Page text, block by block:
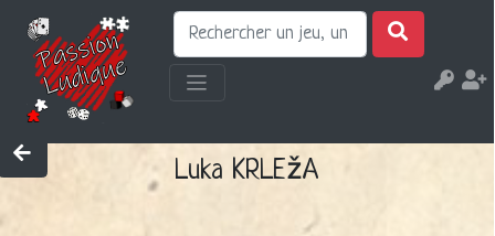
Luka KRLEžA